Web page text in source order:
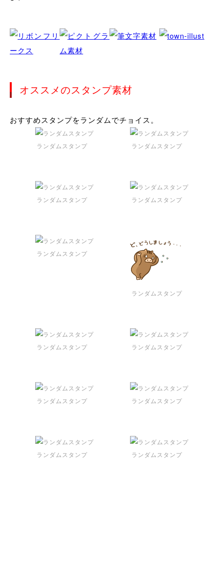
オススメのスタンプ素材
おすすめスタンプをランダムでチョイス。
ランダムスタンプ ランダムスタンプ
ランダムスタンプ ランダムスタンプ
ランダムスタンプ
ランダムスタンプ
ランダムスタンプ ランダムスタンプ
ランダムスタンプ ランダムスタンプ
ランダムスタンプ ランダムスタンプ